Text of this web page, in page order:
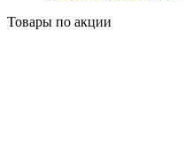
Товары по акции